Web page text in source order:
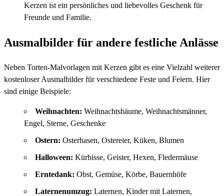
Kerzen ist ein persönliches und liebevolles Geschenk für
Freunde und Familie.
Ausmalbilder für andere festliche Anlässe
Neben Torten-Malvorlagen mit Kerzen gibt es eine Vielzahl weiterer
kostenloser Ausmalbilder für verschiedene Feste und Feiern. Hier
sind einige Beispiele:
Weihnachten: Weihnachtsbäume, Weihnachtsmänner,
Engel, Sterne, Geschenke
Ostern: Osterhasen, Ostereier, Küken, Blumen
Halloween: Kürbisse, Geister, Hexen, Fledermäuse
Erntedank: Obst, Gemüse, Körbe, Bauernhöfe
Laternenumzug: Laternen, Kinder mit Laternen,